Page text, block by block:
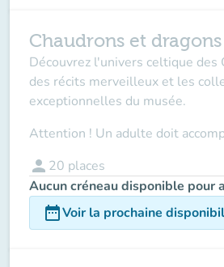
Chaudrons et dragons
Découvrez l'univers celtique des
des récits merveilleux et les
exceptionnelles du musée.
Attention ! Un adulte doit
person 20 places
Aucun créneau disponible pour
date_rangeVoir la prochaine